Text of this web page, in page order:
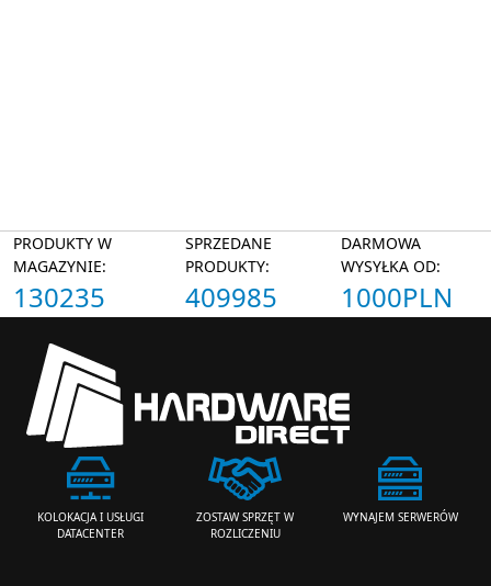
PRODUKTY W
MAGAZYNIE:
130235
SPRZEDANE
PRODUKTY:
409985
DARMOWA
WYSYŁKA OD:
1000PLN
KOLOKACJA I USŁUGI
DATACENTER
ZOSTAW SPRZĘT W
ROZLICZENIU
WYNAJEM SERWERÓW